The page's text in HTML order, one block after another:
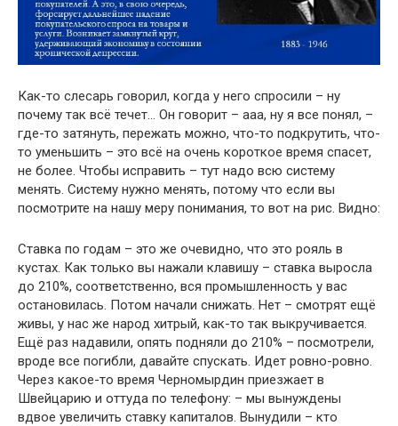
Как-то слесарь говорил, когда у него спросили – ну
почему так всё течет… Он говорит – ааа, ну я все понял, –
где-то затянуть, пережать можно, что-то подкрутить, что-
то уменьшить – это всё на очень короткое время спасет,
не более. Чтобы исправить – тут надо всю систему
менять. Систему нужно менять, потому что если вы
посмотрите на нашу меру понимания, то вот на рис. Видно:
Ставка по годам – это же очевидно, что это рояль в
кустах. Как только вы нажали клавишу – ставка выросла
до 210%, соответственно, вся промышленность у вас
остановилась. Потом начали снижать. Нет – смотрят ещё
живы, у нас же народ хитрый, как-то так выкручивается.
Ещё раз надавили, опять подняли до 210% – посмотрели,
вроде все погибли, давайте спускать. Идет ровно-ровно.
Через какое-то время Черномырдин приезжает в
Швейцарию и оттуда по телефону: – мы вынуждены
вдвое увеличить ставку капиталов. Вынудили – кто